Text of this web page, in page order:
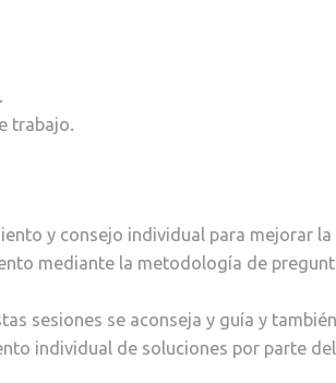
trabajo.
y consejo individual para mejorar
mediante la metodología de
sesiones se aconseja y guía y
individual de soluciones por parte